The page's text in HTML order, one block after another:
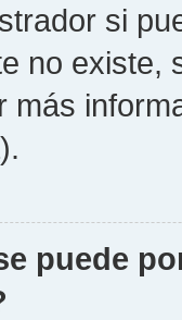
si
no existe,
más
puede